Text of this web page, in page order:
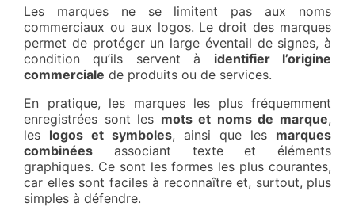
Les marques ne se limitent pas aux noms
commerciaux ou aux logos. Le droit des marques
permet de protéger un large éventail de signes, à
condition qu’ils servent à identifier l’origine
commerciale de produits ou de services.
En pratique, les marques les plus fréquemment
enregistrées sont les mots et noms de marque,
les logos et symboles, ainsi que les marques
combinées associant texte et éléments
graphiques. Ce sont les formes les plus courantes,
car elles sont faciles à reconnaître et, surtout, plus
simples à défendre.